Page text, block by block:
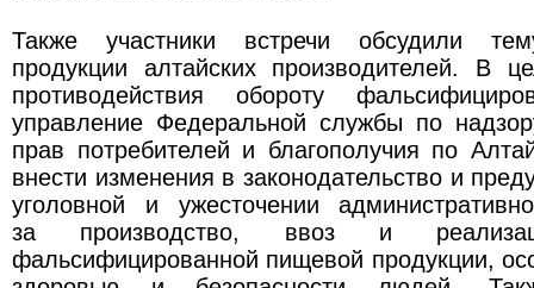
Также участники встречи обсудили
продукции алтайских производителей. В
противодействия обороту
управление Федеральной службы по
прав потребителей и благополучия по
внести изменения в законодательство и
уголовной и ужесточении
за производство, ввоз и
фальсифицированной пищевой продукции,